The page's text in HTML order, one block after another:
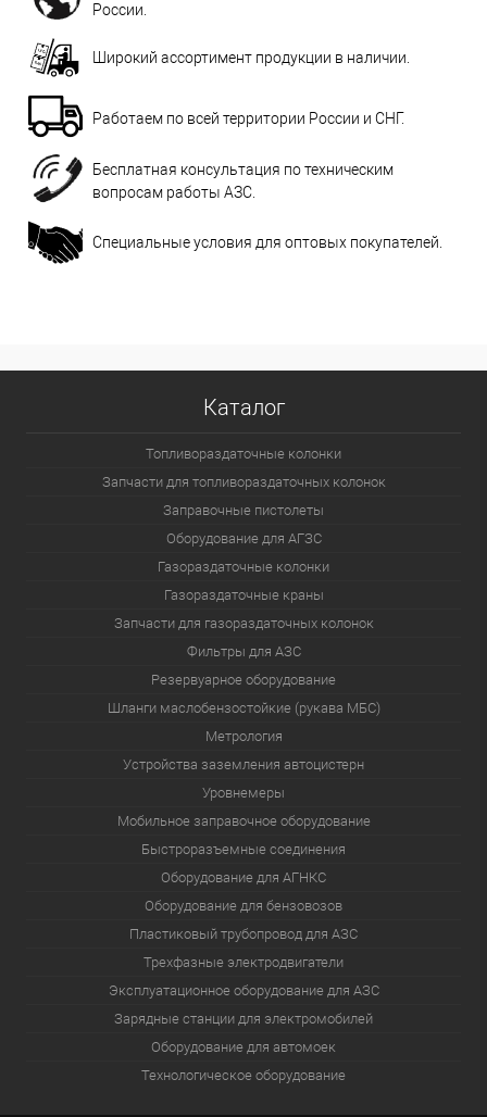
России.
Широкий ассортимент продукции в наличии.
Работаем по всей территории России и СНГ.
Бесплатная консультация по техническим
вопросам работы АЗС.
Специальные условия для оптовых покупателей.
Каталог
Топливораздаточные колонки
Запчасти для топливораздаточных колонок
Заправочные пистолеты
Оборудование для АГЗС
Газораздаточные колонки
Газораздаточные краны
Запчасти для газораздаточных колонок
Фильтры для АЗС
Резервуарное оборудование
Шланги маслобензостойкие (рукава МБС)
Метрология
Устройства заземления автоцистерн
Уровнемеры
Мобильное заправочное оборудование
Быстроразъемные соединения
Оборудование для АГНКС
Оборудование для бензовозов
Пластиковый трубопровод для АЗС
Трехфазные электродвигатели
Эксплуатационное оборудование для АЗС
Зарядные станции для электромобилей
Оборудование для автомоек
Технологическое оборудование